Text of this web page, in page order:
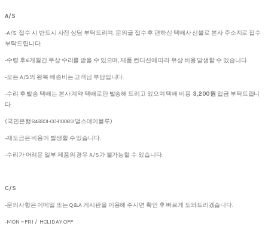
A/S
-A/S 접수 시 반드시 사전 상담 부탁드리며, 문의글 접수 후 편하신 택배사 선불로 본사 주소지로 접수
부탁드립니다.
-수령 후 6개월간 무상 수리를 받을 수 있으며, 제품 컨디션에 따라 유상 비용 발생할 수 있습니다.
-모든 A/S의 왕복 배송비는 고객님 부담입니다.
-수리 후 발송 택배는 본사 계약 택배로만 발송해 드리고 있으며 택배 비용3,200원 입금 부탁드립니
다.
(국민은행 848801-00-110089 벌스데이블루)
-재도금은 비용이 발생할 수 있습니다.
-수리가 어려운 일부 제품의 경우 A/S가 불가능할 수 있습니다.
C/S
-문의사항은 이메일 또는 Q&A 게시판을 이용해 주시면 확인 후 빠르게 도와드리겠습니다.
-MON ~ FRI / HOLIDAY OFF